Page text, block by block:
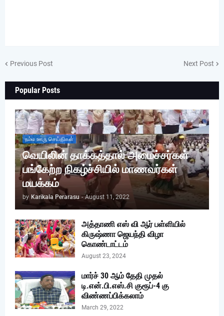
Previous Post Next Post
Popular Posts
நம்ம ஊரு செய்திகள்
வெயிலின் தாக்கத்தால் அமைச்சர்கள்
பங்கேற்ற நிகழ்ச்சியில் மாணவர்கள்
மயக்கம்
by Karikala Perarasu - August 11, 2022
அத்தாணி எஸ் வி ஆர் பள்ளியில்
கிருஷ்ணா ஜெயந்தி விழா
கொண்டாட்டம்
August 23, 2024
மார்ச் 30 ஆம் தேதி முதல்
டி.என்.பி.எஸ்.சி குரூப்-4 கு
விண்ணப்பிக்கலாம்
March 29, 2022